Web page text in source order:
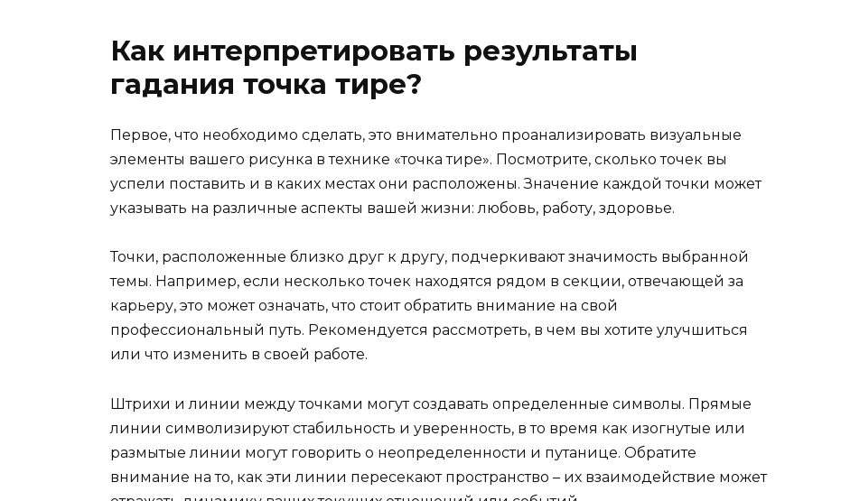
Как интерпретировать результаты
гадания точка тире?
Первое, что необходимо сделать, это внимательно проанализировать визуальные
элементы вашего рисунка в технике «точка тире». Посмотрите, сколько точек вы
успели поставить и в каких местах они расположены. Значение каждой точки может
указывать на различные аспекты вашей жизни: любовь, работу, здоровье.
Точки, расположенные близко друг к другу, подчеркивают значимость выбранной
темы. Например, если несколько точек находятся рядом в секции, отвечающей за
карьеру, это может означать, что стоит обратить внимание на свой
профессиональный путь. Рекомендуется рассмотреть, в чем вы хотите улучшиться
или что изменить в своей работе.
Штрихи и линии между точками могут создавать определенные символы. Прямые
линии символизируют стабильность и уверенность, в то время как изогнутые или
размытые линии могут говорить о неопределенности и путанице. Обратите
внимание на то, как эти линии пересекают пространство – их взаимодействие может